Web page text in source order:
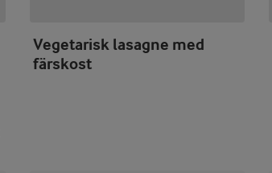
Vegetarisk lasagne med
färskost